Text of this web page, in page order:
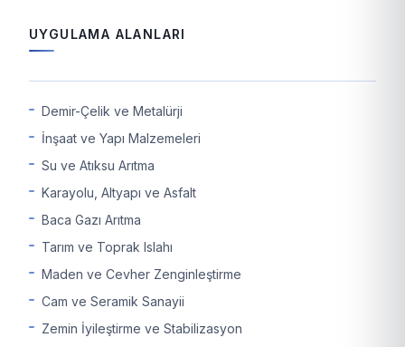
UYGULAMA ALANLARI
Demir-Çelik ve Metalürji
İnşaat ve Yapı Malzemeleri
Su ve Atıksu Arıtma
Karayolu, Altyapı ve Asfalt
Baca Gazı Arıtma
Tarım ve Toprak Islahı
Maden ve Cevher Zenginleştirme
Cam ve Seramik Sanayii
Zemin İyileştirme ve Stabilizasyon